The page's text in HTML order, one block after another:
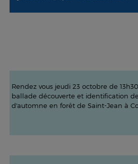
Rendez vous jeudi 23 octobre de
ballade découverte et identification
d'automne en forêt de Saint-Jean à